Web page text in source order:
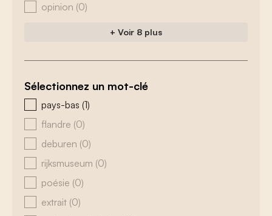
opinion (0)
+ Voir 8 plus
Sélectionnez un mot-clé
zoeken - tags
pays-bas (1)
flandre (0)
deburen (0)
rijksmuseum (0)
poésie (0)
extrait (0)